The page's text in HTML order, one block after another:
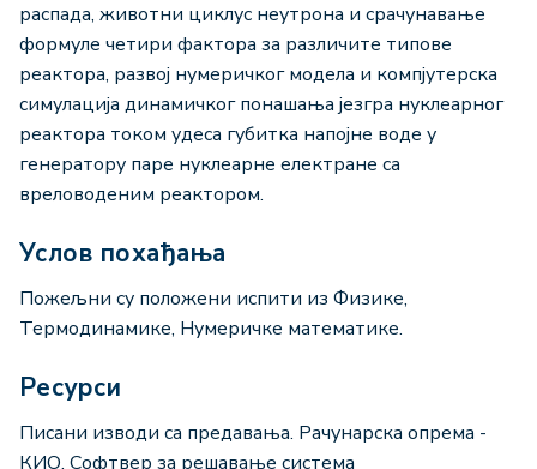
распада, животни циклус неутрона и срачунавање
формуле четири фактора за различите типове
реактора, развој нумеричког модела и компјутерска
симулација динамичког понашања језгра нуклеарног
реактора током удеса губитка напојне воде у
генератору паре нуклеарне електране са
вреловоденим реактором.
Услов похађања
Пожељни су положени испити из Физике,
Термодинамике, Нумеричке математике.
Ресурси
Писани изводи са предавања. Рачунарска опрема -
КИО, Софтвер за решавање система